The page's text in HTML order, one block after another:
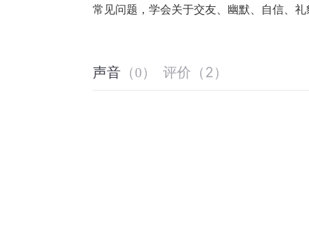
常见问题，学会关于交友、幽默、自信、
声音 （0） 评价 （2）